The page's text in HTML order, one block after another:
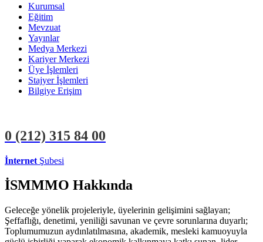
Kurumsal
Eğitim
Mevzuat
Yayınlar
Medya Merkezi
Kariyer Merkezi
Üye İşlemleri
Stajyer İşlemleri
Bilgiye Erişim
0 (212) 315 84 00
İnternet Şubesi
İSMMMO Hakkında
Geleceğe yönelik projeleriyle, üyelerinin gelişimini sağlayan;
Şeffaflığı, denetimi, yeniliği savunan ve çevre sorunlarına duyarlı;
Toplumumuzun aydınlatılmasına, akademik, mesleki kamuoyuyla